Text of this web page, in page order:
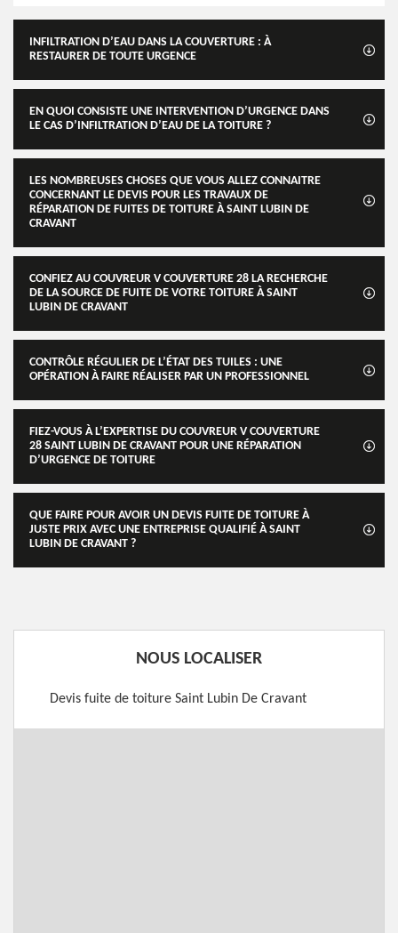
INFILTRATION D’EAU DANS LA COUVERTURE : À
RESTAURER DE TOUTE URGENCE
EN QUOI CONSISTE UNE INTERVENTION D’URGENCE DANS
LE CAS D’INFILTRATION D’EAU DE LA TOITURE ?
LES NOMBREUSES CHOSES QUE VOUS ALLEZ CONNAITRE
CONCERNANT LE DEVIS POUR LES TRAVAUX DE
RÉPARATION DE FUITES DE TOITURE À SAINT LUBIN DE
CRAVANT
CONFIEZ AU COUVREUR V COUVERTURE 28 LA RECHERCHE
DE LA SOURCE DE FUITE DE VOTRE TOITURE À SAINT
LUBIN DE CRAVANT
CONTRÔLE RÉGULIER DE L’ÉTAT DES TUILES : UNE
OPÉRATION À FAIRE RÉALISER PAR UN PROFESSIONNEL
FIEZ-VOUS À L’EXPERTISE DU COUVREUR V COUVERTURE
28 SAINT LUBIN DE CRAVANT POUR UNE RÉPARATION
D’URGENCE DE TOITURE
QUE FAIRE POUR AVOIR UN DEVIS FUITE DE TOITURE À
JUSTE PRIX AVEC UNE ENTREPRISE QUALIFIÉ À SAINT
LUBIN DE CRAVANT ?
NOUS LOCALISER
Devis fuite de toiture Saint Lubin De Cravant